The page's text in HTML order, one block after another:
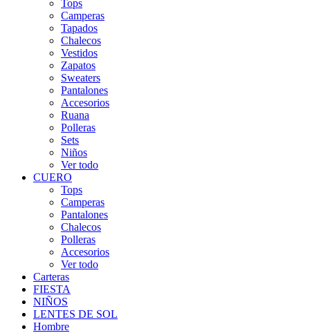
Tops
Camperas
Tapados
Chalecos
Vestidos
Zapatos
Sweaters
Pantalones
Accesorios
Ruana
Polleras
Sets
Niños
Ver todo
CUERO
Tops
Camperas
Pantalones
Chalecos
Polleras
Accesorios
Ver todo
Carteras
FIESTA
NIÑOS
LENTES DE SOL
Hombre